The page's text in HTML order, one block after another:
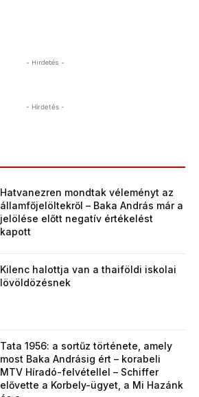
- Hirdetés -
- Hirdetés -
Hatvanezren mondtak véleményt az
államfőjelöltekről – Baka András már a
jelölése előtt negatív értékelést
kapott
Kilenc halottja van a thaiföldi iskolai
lövöldözésnek
Tata 1956: a sortűz története, amely
most Baka Andrásig ért – korabeli
MTV Híradó-felvétellel – Schiffer
elővette a Korbely-ügyet, a Mi Hazánk